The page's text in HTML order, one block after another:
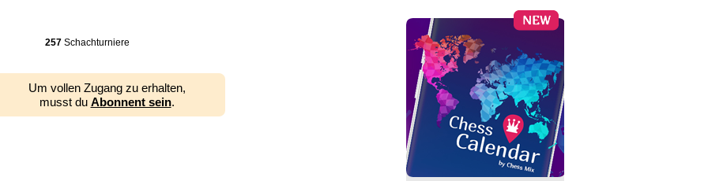
257Schachturniere
Um vollen Zugang zu erhalten,
musst du Abonnent sein.